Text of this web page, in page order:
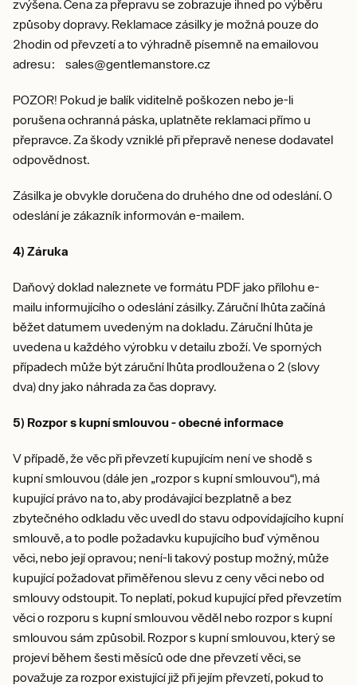
zvýšena. Cena za přepravu se zobrazuje ihned po výběru
způsoby dopravy. Reklamace zásilky je možná pouze do
2hodin od převzetí a to výhradně písemně na emailovou
adresu:
sales@gentlemanstore.cz
POZOR! Pokud je balík viditelně poškozen nebo je-li
porušena ochranná páska, uplatněte reklamaci přímo u
přepravce. Za škody vzniklé při přepravě nenese dodavatel
odpovědnost.
Zásilka je obvykle doručena do druhého dne od odeslání. O
odeslání je zákazník informován e-mailem.
4) Záruka
Daňový doklad naleznete ve formátu PDF jako přílohu e-
mailu informujícího o odeslání zásilky. Záruční lhůta začíná
běžet datumem uvedeným na dokladu. Záruční lhůta je
uvedena u každého výrobku v detailu zboží. Ve sporných
případech může být záruční lhůta prodloužena o 2 (slovy
dva) dny jako náhrada za čas dopravy.
5) Rozpor s kupní smlouvou - obecné informace
V případě, že věc při převzetí kupujícím není ve shodě s
kupní smlouvou (dále jen „rozpor s kupní smlouvou“), má
kupující právo na to, aby prodávající bezplatně a bez
zbytečného odkladu věc uvedl do stavu odpovídajícího kupní
smlouvě, a to podle požadavku kupujícího buď výměnou
věci, nebo její opravou; není-li takový postup možný, může
kupující požadovat přiměřenou slevu z ceny věci nebo od
smlouvy odstoupit. To neplatí, pokud kupující před převzetím
věci o rozporu s kupní smlouvou věděl nebo rozpor s kupní
smlouvou sám způsobil. Rozpor s kupní smlouvou, který se
projeví během šesti měsíců ode dne převzetí věci, se
považuje za rozpor existující již při jejím převzetí, pokud to